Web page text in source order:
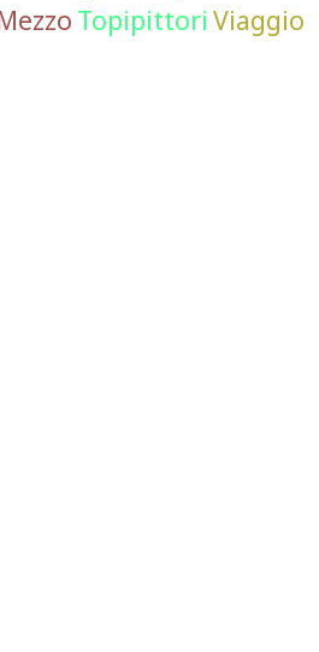
Topipittori Viaggio